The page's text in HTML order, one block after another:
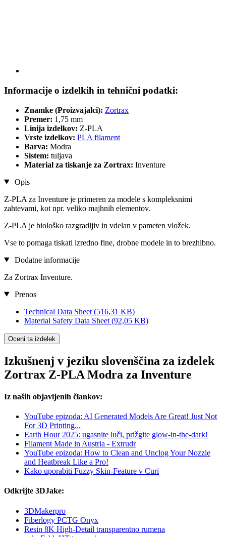
Informacije o izdelkih in tehnični podatki:
Znamke (Proizvajalci): Zortrax
Premer: 1,75 mm
Linija izdelkov: Z-PLA
Vrste izdelkov: PLA filament
Barva: Modra
Sistem: tuljava
Material za tiskanje za Zortrax: Inventure
Opis
Z-PLA za Inventure je primeren za modele s kompleksnimi
zahtevami, kot npr. veliko majhnih elementov.
Z-PLA je biološko razgradljiv in vdelan v pameten vložek.
Vse to pomaga tiskati izredno fine, drobne modele in to brezhibno.
Dodatne informacije
Za Zortrax Inventure.
Prenos
Technical Data Sheet (516,31 KB)
Material Safety Data Sheet (92,05 KB)
Oceni ta izdelek
Izkušnenj v jeziku slovenščina za izdelek
Zortrax Z-PLA Modra za Inventure
Iz naših objavljenih člankov:
YouTube epizoda: AI Generated Models Are Great! Just Not
For 3D Printing...
Earth Hour 2025: ugasnite luči, prižgite glow-in-the-dark!
Filament Made in Austria - Extrudr
YouTube epizoda: How to Clean and Unclog Your Nozzle
and Heatbreak Like a Pro!
Kako uporabiti Fuzzy Skin-Feature v Curi
Odkrijte 3DJake:
3DMakerpro
Fiberlogy PCTG Onyx
Resin 8K High-Detail transparentno rumena